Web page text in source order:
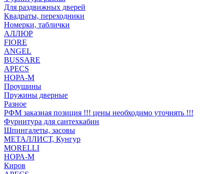
Для раздвижных дверей
Квадраты, переходники
Номерки, таблички
АЛЛЮР
FIORE
ANGEL
BUSSARE
APECS
НОРА-М
Проушины
Пружины дверные
Разное
РФМ заказная позиция !!! цены необходимо уточнять !!!
Фурнитура для сантехкабин
Шпингалеты, засовы
МЕТАЛЛИСТ, Кунгур
MORELLI
НОРА-М
Киров